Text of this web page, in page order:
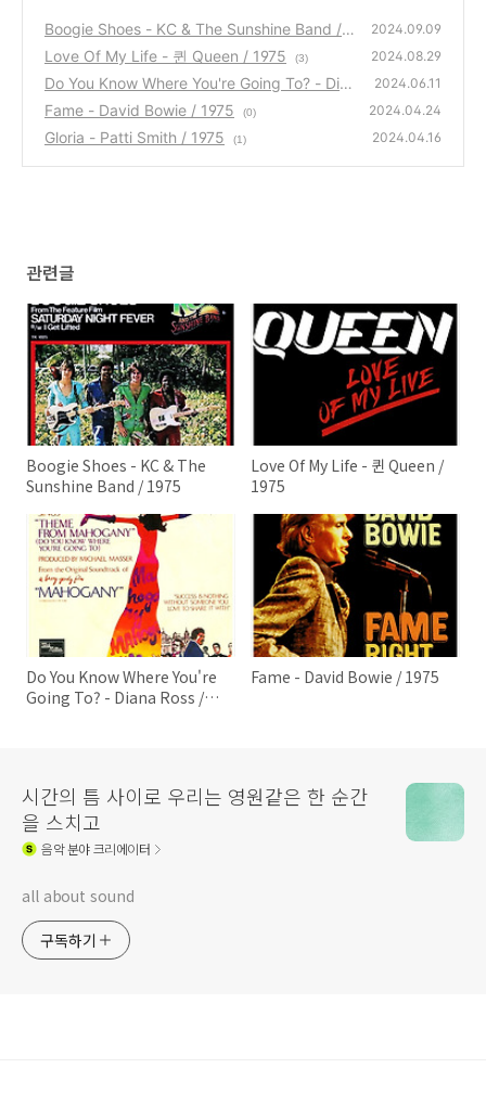
Boogie Shoes - KC & The Sunshine Band / 1
975
(9)
2024.09.09
Love Of My Life - 퀸 Queen / 1975 (3) 2024.08.29
Do You Know Where You're Going To? - Dia
na Ross / 1975
(3)
2024.06.11
Fame - David Bowie / 1975 (0) 2024.04.24
Gloria - Patti Smith / 1975 (1) 2024.04.16
관련글
Boogie Shoes - KC & The
Sunshine Band / 1975
Love Of My Life - 퀸 Queen /
1975
Do You Know Where You're
Going To? - Diana Ross /
Fame - David Bowie / 1975
시간의 틈 사이로 우리는 영원같은 한 순간
을 스치고
음악분야 크리에이터
all about sound
구독하기